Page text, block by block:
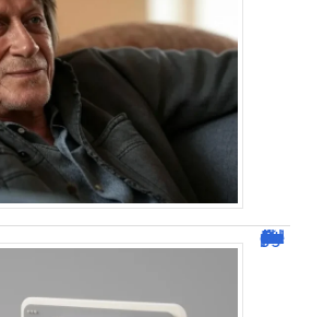
Dafont Police : guide complet pour télécharger !